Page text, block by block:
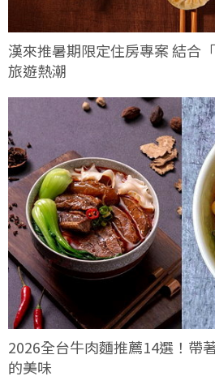
漢來推暑期限定住房專案 結合
旅遊熱潮
2026全台牛肉麵推薦14選！帶
的美味